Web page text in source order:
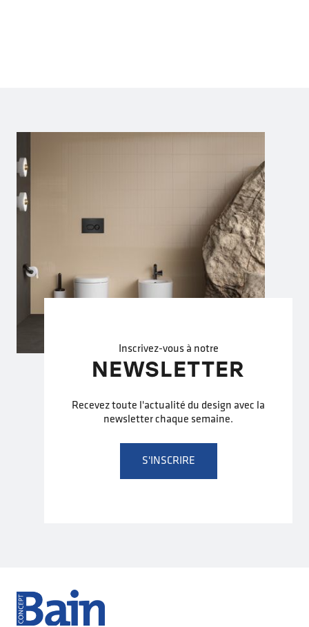
Inscrivez-vous à notre
NEWSLETTER
Recevez toute l'actualité du design avec la
newsletter chaque semaine.
S'INSCRIRE